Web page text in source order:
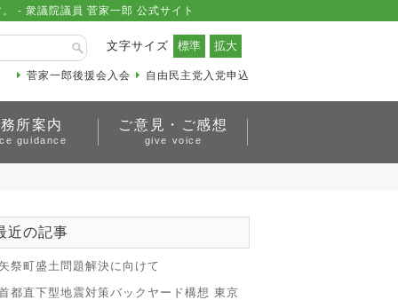
- 衆議院議員 菅家一郎 公式サイト
文字サイズ
自由民主党入党申込
菅家一郎後援会入会
所案内
guidance
ご意見・ご感想
give voice
近の記事
祭町盛土問題解決に向けて
都直下型地震対策バックヤード構想 東京